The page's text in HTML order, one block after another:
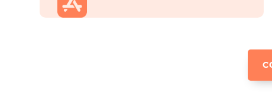
distinctio nam libero tempore cum